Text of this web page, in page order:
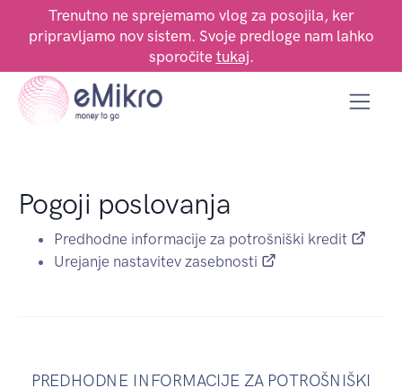
Trenutno ne sprejemamo vlog za posojila, ker
pripravljamo nov sistem. Svoje predloge nam lahko
sporočite tukaj.
Pogoji poslovanja
Predhodne informacije za potrošniški kredit
Urejanje nastavitev zasebnosti
PREDHODNE INFORMACIJE ZA POTROŠNIŠKI